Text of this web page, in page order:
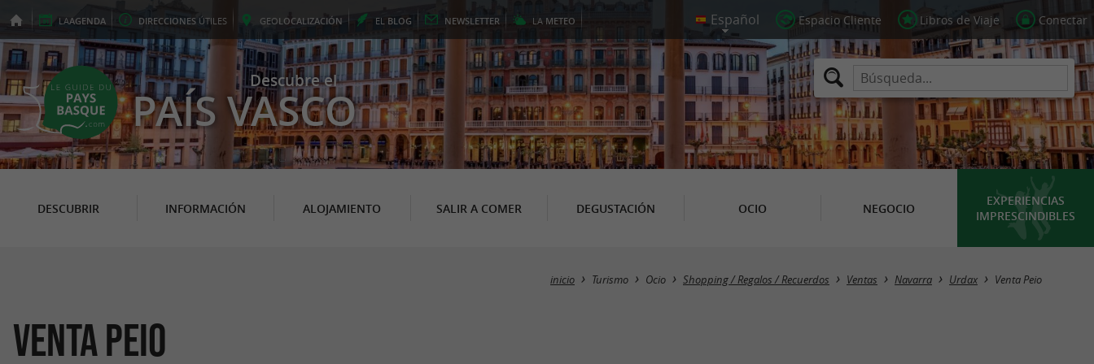
LAAGENDA DIRECCIONES ÚTILES GEOLOCALIZACIÓN EL BLOG NEWSLETTER LA METEO Espacio Cliente Libros de Viaje Conectar
Descubre el
PAÍS VASCO
DESCUBRIR INFORMACIÓN ALOJAMIENTO SALIR A COMER DEGUSTACIÓN OCIO NEGOCIO
EXPERIENCIAS
IMPRESCINDIBLES
inicio Turismo Ocio Shopping / Regalos / Recuerdos Ventas Navarra Urdax Venta Peio
Venta Peio